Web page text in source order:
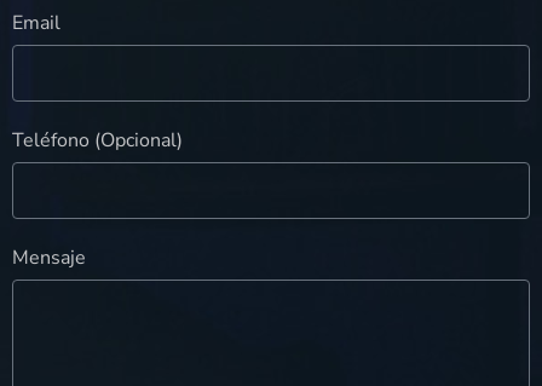
Email
Teléfono (Opcional)
Mensaje